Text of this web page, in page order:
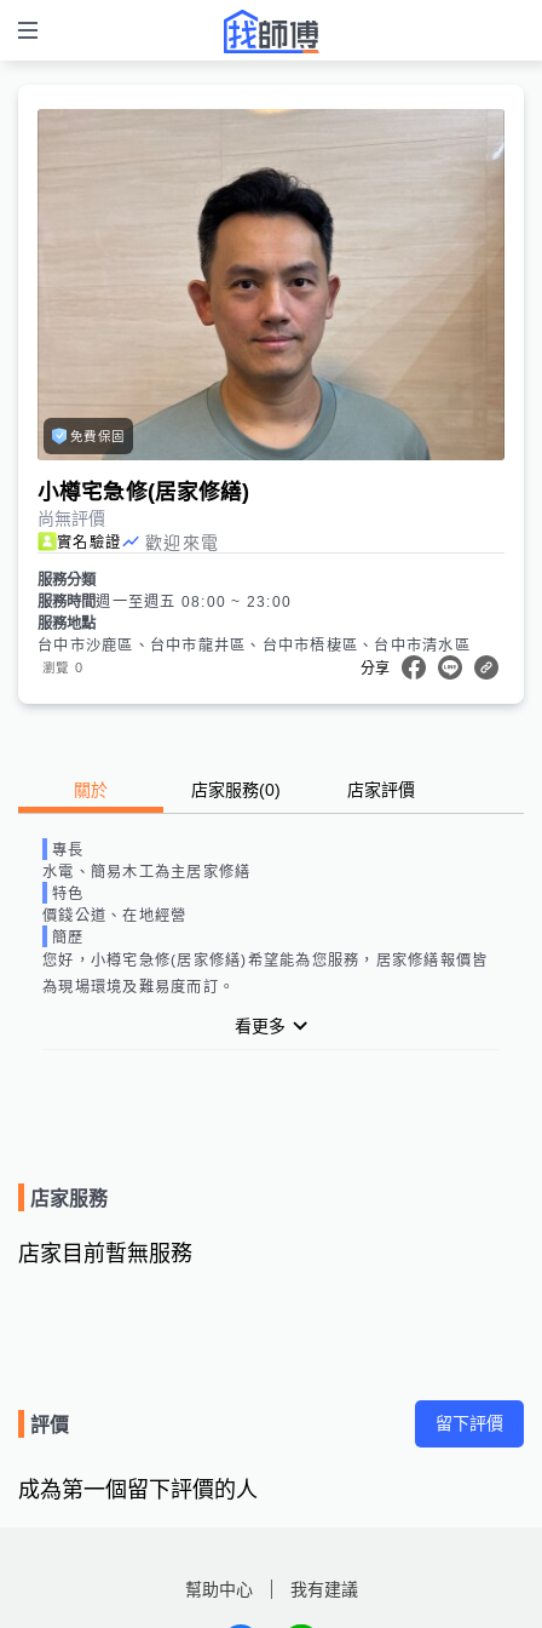
免費保固
小樽宅急修(居家修繕)
尚無評價
實名驗證 歡迎來電
服務分類
服務時間週一至週五 08:00 ~ 23:00
服務地點
台中市沙鹿區、台中市龍井區、台中市梧棲區、台中市清水區
瀏覽 0 分享
關於 店家服務(0) 店家評價
專長
水電、簡易木工為主居家修繕
特色
價錢公道、在地經營
簡歷
您好，小樽宅急修(居家修繕)希望能為您服務，居家修繕報價皆
為現場環境及難易度而訂。
看更多
店家服務
店家目前暫無服務
評價 留下評價
成為第一個留下評價的人
幫助中心 我有建議